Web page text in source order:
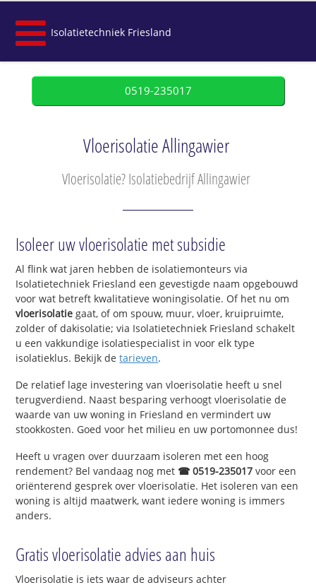
Isolatietechniek Friesland
0519-235017
Vloerisolatie Allingawier
Vloerisolatie? Isolatiebedrijf Allingawier
Isoleer uw vloerisolatie met subsidie
Al flink wat jaren hebben de isolatiemonteurs via
Isolatietechniek Friesland een gevestigde naam opgebouwd
voor wat betreft kwalitatieve woningisolatie. Of het nu om
vloerisolatie gaat, of om spouw, muur, vloer, kruipruimte,
zolder of dakisolatie; via Isolatietechniek Friesland schakelt
u een vakkundige isolatiespecialist in voor elk type
isolatieklus. Bekijk detarieven.
De relatief lage investering van vloerisolatie heeft u snel
terugverdiend. Naast besparing verhoogt vloerisolatie de
waarde van uw woning in Friesland en vermindert uw
stookkosten. Goed voor het milieu en uw portomonnee dus!
Heeft u vragen over duurzaam isoleren met een hoog
rendement? Bel vandaag nog met ☎ 0519-235017 voor een
oriënterend gesprek over vloerisolatie. Het isoleren van een
woning is altijd maatwerk, want iedere woning is immers
anders.
Gratis vloerisolatie advies aan huis
Vloerisolatie is iets waar de adviseurs achter